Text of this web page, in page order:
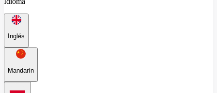
Inglés
Mandarín